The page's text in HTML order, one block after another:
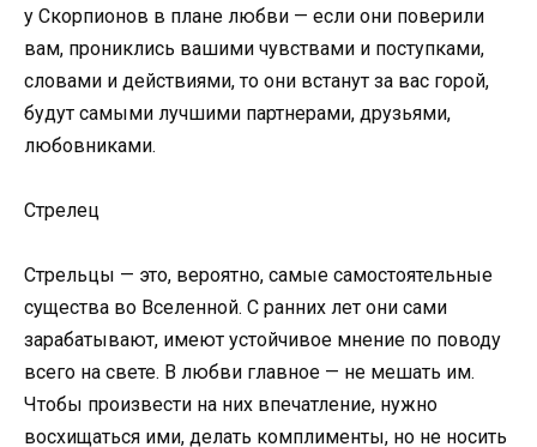
у Скорпионов в плане любви — если они поверили
вам, прониклись вашими чувствами и поступками,
словами и действиями, то они встанут за вас горой,
будут самыми лучшими партнерами, друзьями,
любовниками.
Стрелец
Стрельцы — это, вероятно, самые самостоятельные
существа во Вселенной. С ранних лет они сами
зарабатывают, имеют устойчивое мнение по поводу
всего на свете. В любви главное — не мешать им.
Чтобы произвести на них впечатление, нужно
восхищаться ими, делать комплименты, но не носить